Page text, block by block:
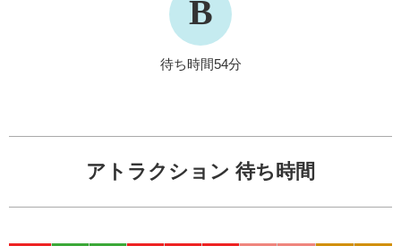
B
待ち時間54分
アトラクション 待ち時間